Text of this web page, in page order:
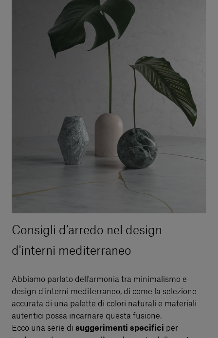
Consigli d’arredo nel design
d'interni mediterraneo
Abbiamo parlato dell'armonia tra minimalismo e
design d'interni mediterraneo, di come la selezione
accurata di una palette di colori naturali e materiali
autentici possa incarnare questa fusione.
Ecco una serie di suggerimenti specifici per